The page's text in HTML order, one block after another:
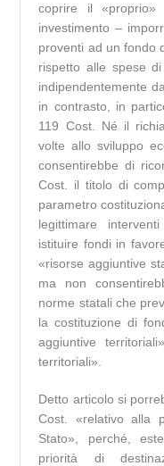
coprire il
investimento –
proventi ad un fondo
rispetto alle spese di
indipendentemente
in contrasto, in
119 Cost. Né il
volte allo sviluppo
consentirebbe di
Cost. il titolo di
parametro
legittimare
istituire fondi in
«risorse aggiuntive
ma non
norme statali che
la costituzione di
aggiuntive
territoriali».
Detto articolo si
Cost. «relativo alla
Stato», perché,
priorità di